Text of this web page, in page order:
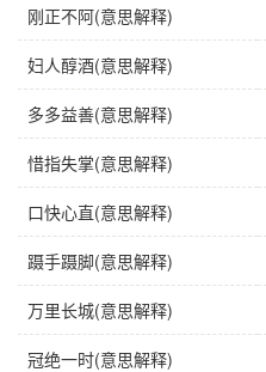
刚正不阿(意思解释)
妇人醇酒(意思解释)
多多益善(意思解释)
惜指失掌(意思解释)
口快心直(意思解释)
蹑手蹑脚(意思解释)
万里长城(意思解释)
冠绝一时(意思解释)